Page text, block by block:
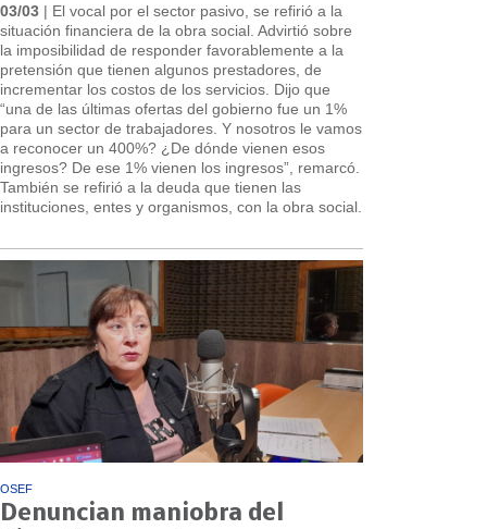
03/03 | El vocal por el sector pasivo, se refirió a la
situación financiera de la obra social. Advirtió sobre
la imposibilidad de responder favorablemente a la
pretensión que tienen algunos prestadores, de
incrementar los costos de los servicios. Dijo que
“una de las últimas ofertas del gobierno fue un 1%
para un sector de trabajadores. Y nosotros le vamos
a reconocer un 400%? ¿De dónde vienen esos
ingresos? De ese 1% vienen los ingresos”, remarcó.
También se refirió a la deuda que tienen las
instituciones, entes y organismos, con la obra social.
OSEF
Denuncian maniobra del